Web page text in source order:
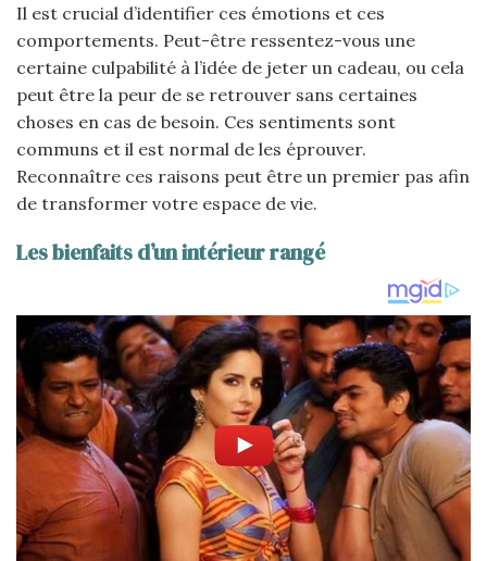
Il est crucial d’identifier ces émotions et ces
comportements. Peut-être ressentez-vous une
certaine culpabilité à l’idée de jeter un cadeau, ou cela
peut être la peur de se retrouver sans certaines
choses en cas de besoin. Ces sentiments sont
communs et il est normal de les éprouver.
Reconnaître ces raisons peut être un premier pas afin
de transformer votre espace de vie.
Les bienfaits d’un intérieur rangé